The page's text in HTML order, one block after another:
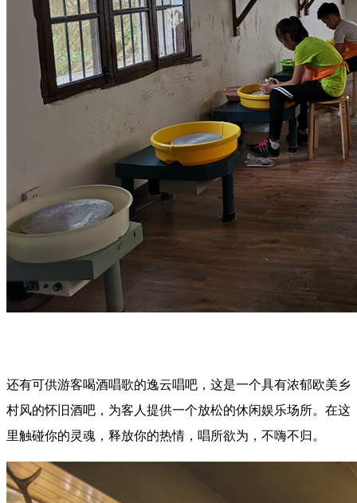
还有可供游客喝酒唱歌的逸云唱吧，这是一个具有浓郁欧美乡
村风的怀旧酒吧，为客人提供一个放松的休闲娱乐场所。在这
里触碰你的灵魂，释放你的热情，唱所欲为，不嗨不归。